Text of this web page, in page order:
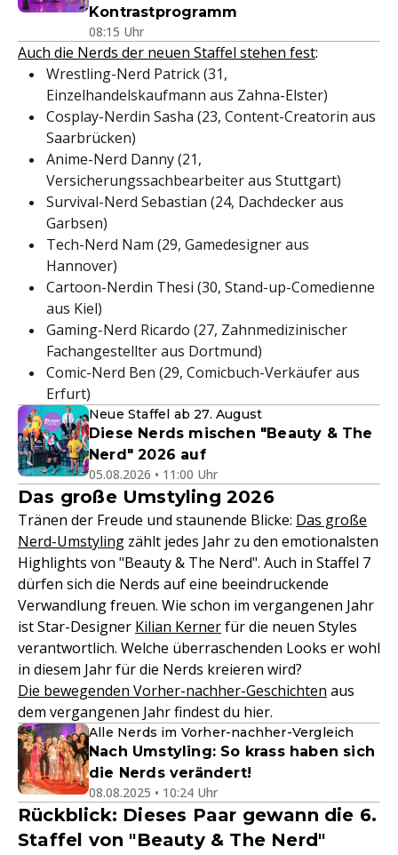
Kontrastprogramm
08:15 Uhr
Auch die Nerds der neuen Staffel stehen fest:
Wrestling-Nerd Patrick (31,
Einzelhandelskaufmann aus Zahna-Elster)
Cosplay-Nerdin Sasha (23, Content-Creatorin aus
Saarbrücken)
Anime-Nerd Danny (21,
Versicherungssachbearbeiter aus Stuttgart)
Survival-Nerd Sebastian (24, Dachdecker aus
Garbsen)
Tech-Nerd Nam (29, Gamedesigner aus
Hannover)
Cartoon-Nerdin Thesi (30, Stand-up-Comedienne
aus Kiel)
Gaming-Nerd Ricardo (27, Zahnmedizinischer
Fachangestellter aus Dortmund)
Comic-Nerd Ben (29, Comicbuch-Verkäufer aus
Erfurt)
Neue Staffel ab 27. August
Diese Nerds mischen "Beauty & The
Nerd" 2026 auf
05.08.2026 • 11:00 Uhr
Das große Umstyling 2026
Tränen der Freude und staunende Blicke: Das große
Nerd-Umstyling zählt jedes Jahr zu den emotionalsten
Highlights von "Beauty & The Nerd". Auch in Staffel 7
dürfen sich die Nerds auf eine beeindruckende
Verwandlung freuen. Wie schon im vergangenen Jahr
ist Star-Designer Kilian Kernerfür die neuen Styles
verantwortlich. Welche überraschenden Looks er wohl
in diesem Jahr für die Nerds kreieren wird?
Die bewegenden Vorher-nachher-Geschichten aus
dem vergangenen Jahr findest du hier.
Alle Nerds im Vorher-nachher-Vergleich
Nach Umstyling: So krass haben sich
die Nerds verändert!
08.08.2025 • 10:24 Uhr
Rückblick: Dieses Paar gewann die 6.
Staffel von "Beauty & The Nerd"